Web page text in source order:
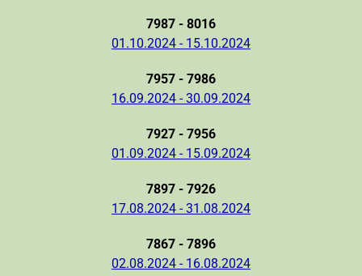
7987 - 8016
01.10.2024 - 15.10.2024
7957 - 7986
16.09.2024 - 30.09.2024
7927 - 7956
01.09.2024 - 15.09.2024
7897 - 7926
17.08.2024 - 31.08.2024
7867 - 7896
02.08.2024 - 16.08.2024